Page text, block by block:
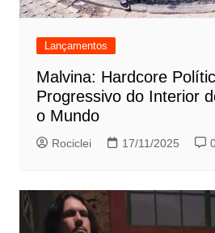
Lançamentos
Malvina: Hardcore
Progressivo do Interior
o Mundo
Rociclei 17/11/2025